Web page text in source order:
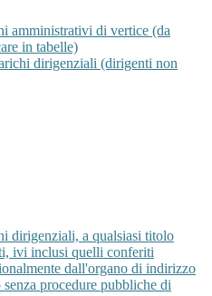
amministrativi di vertice (da
in tabelle)
dirigenziali (dirigenti non
dirigenziali, a qualsiasi titolo
ivi inclusi quelli conferiti
dall'organo di indirizzo
procedure pubbliche di